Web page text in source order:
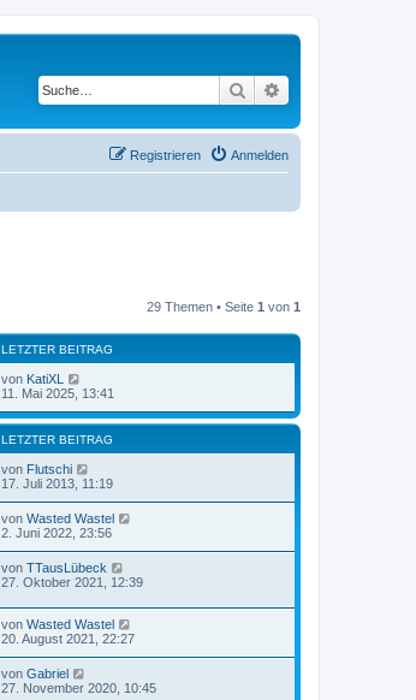
Suche
Anmelden
Registrieren
29 Themen • Seite 1 von 1
LETZTER BEITRAG
von KatiXL
11. Mai 2025, 13:41
LETZTER BEITRAG
von Flutschi
17. Juli 2013, 11:19
von Wasted Wastel
2. Juni 2022, 23:56
von TTausLübeck
27. Oktober 2021, 12:39
von Wasted Wastel
20. August 2021, 22:27
von Gabriel
27. November 2020, 10:45